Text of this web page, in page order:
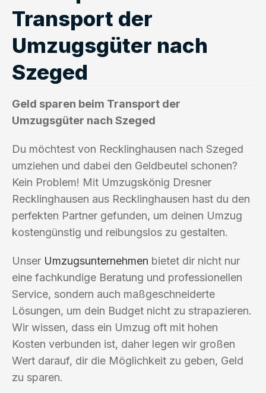
Transport der
Umzugsgüter nach
Szeged
Geld sparen beim Transport der
Umzugsgüter nach Szeged
Du möchtest von Recklinghausen nach Szeged
umziehen und dabei den Geldbeutel schonen?
Kein Problem! Mit Umzugskönig Dresner
Recklinghausen aus Recklinghausen hast du den
perfekten Partner gefunden, um deinen Umzug
kostengünstig und reibungslos zu gestalten.
Unser Umzugsunternehmen bietet dir nicht nur
eine fachkundige Beratung und professionellen
Service, sondern auch maßgeschneiderte
Lösungen, um dein Budget nicht zu strapazieren.
Wir wissen, dass ein Umzug oft mit hohen
Kosten verbunden ist, daher legen wir großen
Wert darauf, dir die Möglichkeit zu geben, Geld
zu sparen.